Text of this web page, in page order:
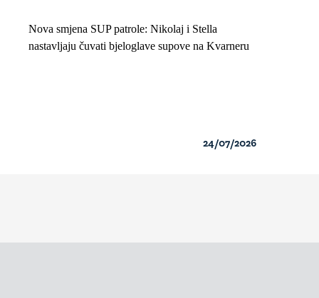
Nova smjena SUP patrole: Nikolaj i Stella
nastavljaju čuvati bjeloglave supove na Kvarneru
24/07/2026